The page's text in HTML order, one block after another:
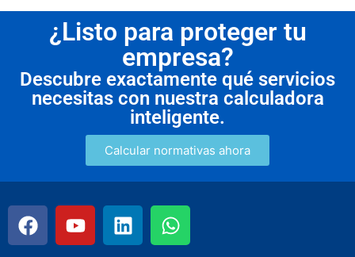
¿Listo para proteger tu
empresa?
Descubre exactamente qué servicios
necesitas con nuestra calculadora
inteligente.
Calcular normativas ahora